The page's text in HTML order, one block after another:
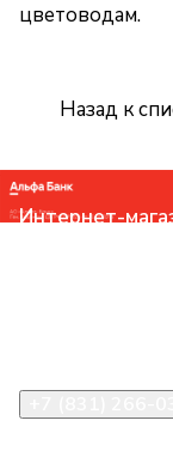
цветоводам.
Назад к
Интернет-